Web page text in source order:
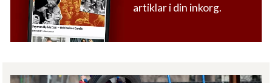
artiklar i din inkorg.